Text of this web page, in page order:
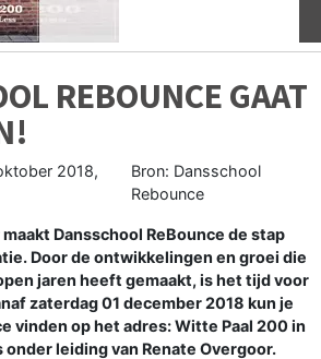
REBOUNCE GAAT
2018,
Bron: Dansschool
Rebounce
maakt Dansschool ReBounce de stap
Door de ontwikkelingen en groei die
jaren heeft gemaakt, is het tijd voor
zaterdag 01 december 2018 kun je
vinden op het adres: Witte Paal 200 in
onder leiding van Renate Overgoor.